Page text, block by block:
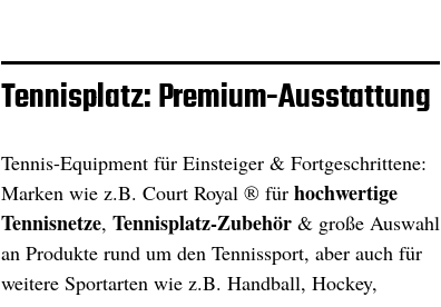
Tennisplatz: Premium-Ausstattung
Tennis-Equipment für Einsteiger & Fortgeschrittene:
Marken wie z.B. Court Royal ® für hochwertige
Tennisnetze, Tennisplatz-Zubehör& große Auswahl
an Produkte rund um den Tennissport, aber auch für
weitere Sportarten wie z.B. Handball, Hockey,